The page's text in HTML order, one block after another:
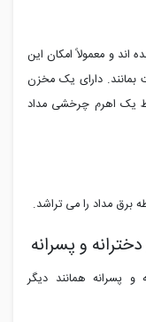
اند و معمولاً امکان این
بمانند. دارای یک مخزن
یک اهرم چرخشی مداد
برق مداد را می تراشد.
و پسرانه
و پسرانه همانند دیگر